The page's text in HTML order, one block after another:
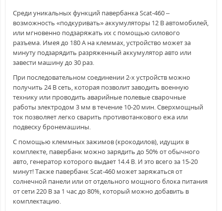
Среди уникальных функций павербанка Scat-460 –
возможность «подкуривать» аккумуляторы 12 В автомобилей,
или мгновенно подзаряжать их с помощью силового
разъема. Имея до 180 А на клеммах, устройство может за
минуту подзарядить разряженный аккумулятор авто или
завести машину до 30 раз.
При последовательном соединении 2-х устройств можно
получить 24 В сеть, которая позволит заводить военную
технику или проводить аварийные полевые сварочные
работы электродом 3 мм в течение 10-20 мин. Сверхмощный
ток позволяет легко сварить противотанкового ежа или
подвеску бронемашины.
С помощью клеммных зажимов (крокодилов), идущих в
комплекте, павербанк можно зарядить до 50% от обычного
авто, генератор которого выдает 14.4 В. И это всего за 15-20
минут! Также павербанк Scat-460 может заряжаться от
солнечной панели или от отдельного мощного блока питания
от сети 220 В за 1 час до 80%, который можно добавить в
комплектацию.